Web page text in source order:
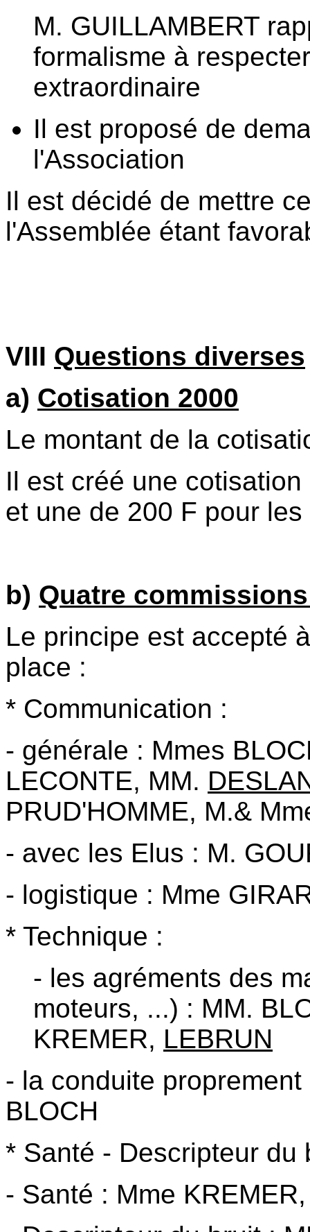
M. GUILLAMBERT
formalisme à
extraordinaire
Il est proposé de
l'Association
Il est décidé de mettre
l'Assemblée étant
VIII Questions diverses
a) Cotisation 2000
Le montant de la
Il est créé une
et une de 200 F pour
b) Quatre
Le principe est accepté
place :
* Communication :
- générale : Mmes
LECONTE, MM.
PRUD'HOMME, M.&
- avec les Elus : M.
- logistique : Mme
* Technique :
- les agréments des
moteurs, ...) : MM.
KREMER, LEBRUN
- la conduite
BLOCH
* Santé - Descripteur du
- Santé : Mme